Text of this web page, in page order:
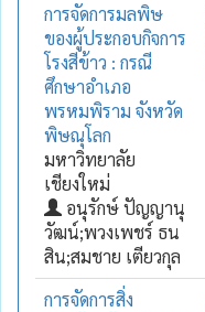
การจัดการมลพิษ
ของผู้ประกอบกิจการ
โรงสีข้าว : กรณี
ศึกษาอำเภอ
พรหมพิราม จังหวัด
พิษณุโลก
มหาวิทยาลัย
เชียงใหม่
อนุรักษ์ ปัญญานุ
วัฒน์;พวงเพชร์ ธน
สิน;สมชาย เตียวกุล
การจัดการสิ่ง